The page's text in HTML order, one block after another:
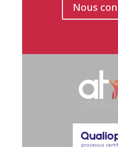
Nous